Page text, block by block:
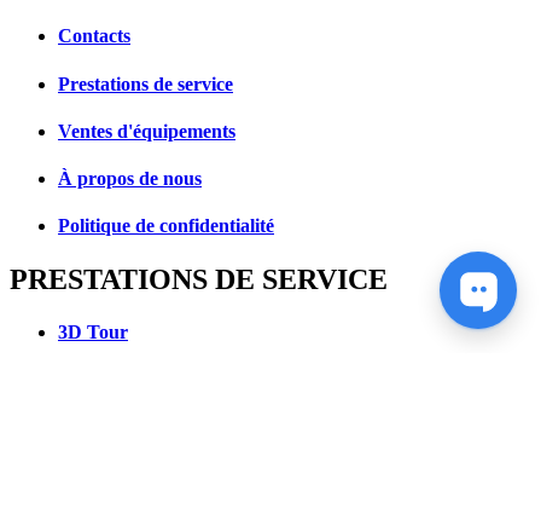
Contacts
Prestations de service
Ventes d'équipements
À propos de nous
Politique de confidentialité
PRESTATIONS DE SERVICE
3D Tour